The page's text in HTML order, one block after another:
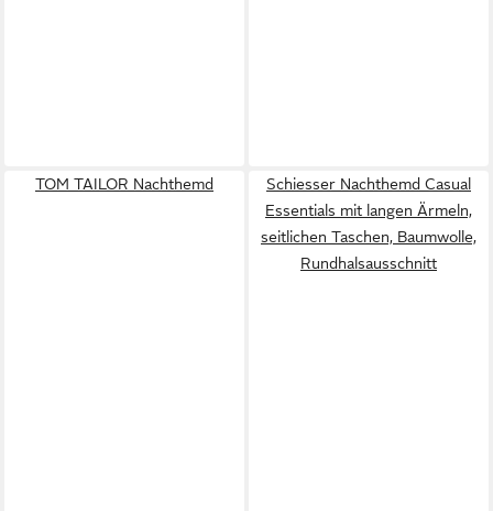
TOM TAILOR Nachthemd
Schiesser Nachthemd Casual
Essentials mit langen Ärmeln,
seitlichen Taschen, Baumwolle,
Rundhalsausschnitt